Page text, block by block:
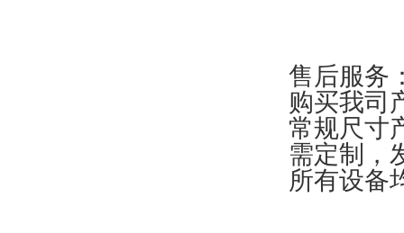
售后服务
购买我司
常规尺寸
需定制，
所有设备